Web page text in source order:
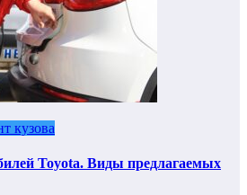
кузова
Toyota. Виды предлагаемых